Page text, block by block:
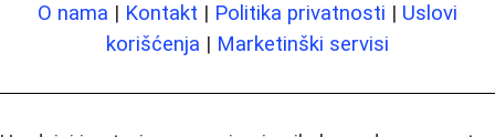
O nama | Kontakt | Politika privatnosti | Uslovi
korišćenja | Marketinški servisi